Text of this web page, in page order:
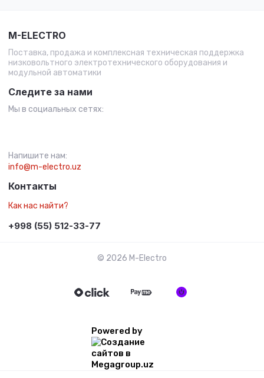
M-ELECTRO
Поставка, продажа и комплексная техническая поддержка
низковольтного электротехнического оборудования и
модульной автоматики
Следите за нами
Мы в социальных сетях:
Напишите нам:
info@m-electro.uz
Контакты
Как нас найти?
+998 (55) 512-33-77
© 2026 M-Electro
Powered by